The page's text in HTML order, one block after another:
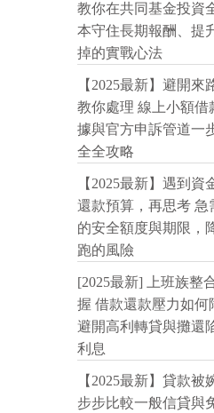
教你在共同基金投資
本守住長期報酬、提
掉的實戰心法
【2025最新】避開
教你處理 線上小額借
據與官方申訴管道一
全全攻略
【2025最新】遇到資
還款預算，再思考 急
的安全額度與期限，
跑的風險
[2025最新] 上班族整
握 借款還款壓力如何
避開高利轉貸與攤還
利息
【2025最新】貸款被
步步比較一般信貸與